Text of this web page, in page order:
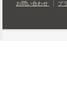
お問い合わせ プ